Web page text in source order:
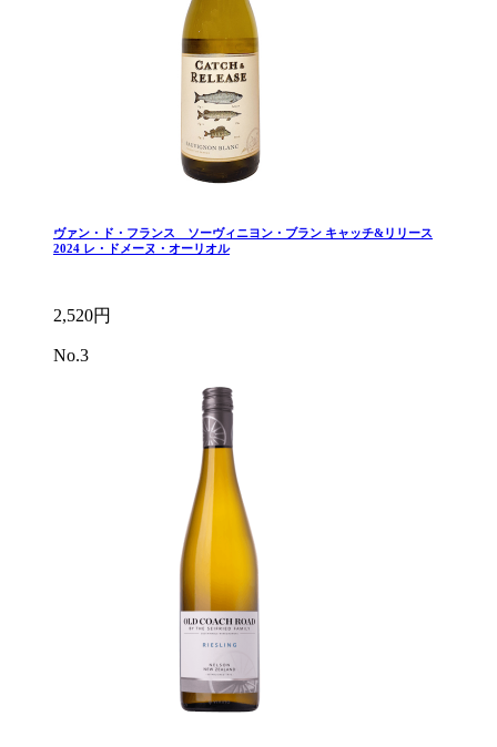
ヴァン・ド・フランス ソーヴィニヨン・ブラン キャッチ&リリース
2024 レ・ドメーヌ・オーリオル
2,520円
No.3